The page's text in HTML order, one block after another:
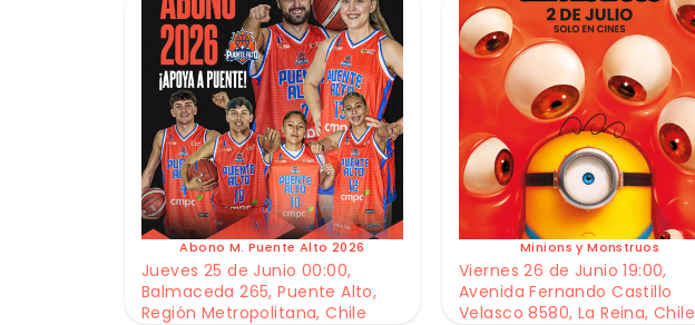
Abono M. Puente Alto 2026
Jueves 25 de Junio 00:00,
Balmaceda 265, Puente Alto,
Región Metropolitana, Chile
Minions y Monstruos
Viernes 26 de Junio 19:00,
Avenida Fernando Castillo
Velasco 8580, La Reina, Chile